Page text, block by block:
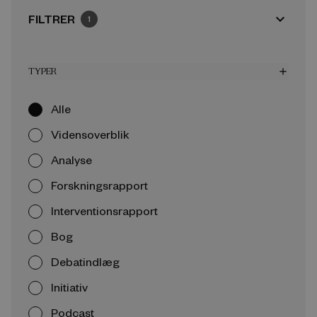
FILTRER 1 expand_more
TYPER add
Alle
Vidensoverblik
Analyse
Forskningsrapport
Interventionsrapport
Bog
Debatindlæg
Initiativ
Podcast